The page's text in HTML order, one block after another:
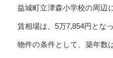
益城町立津森小学校の周辺
賃相場は、5万7,854円とな
物件の条件として、築年数